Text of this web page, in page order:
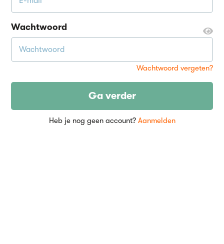
Wachtwoord
Wachtwoord vergeten?
Ga verder
Heb je nog geen account? Aanmelden